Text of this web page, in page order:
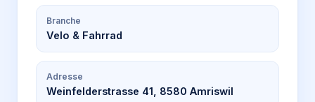
Branche
Velo & Fahrrad
Adresse
Weinfelderstrasse 41, 8580 Amriswil